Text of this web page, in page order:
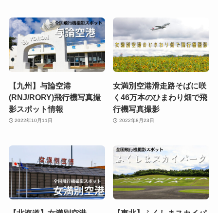
【九州】与論空港
(RNJ/RORY)飛行機写真撮
影スポット情報
2022年10月11日
女満別空港滑走路そばに咲
く46万本のひまわり畑で飛
行機写真撮影
2022年8月23日